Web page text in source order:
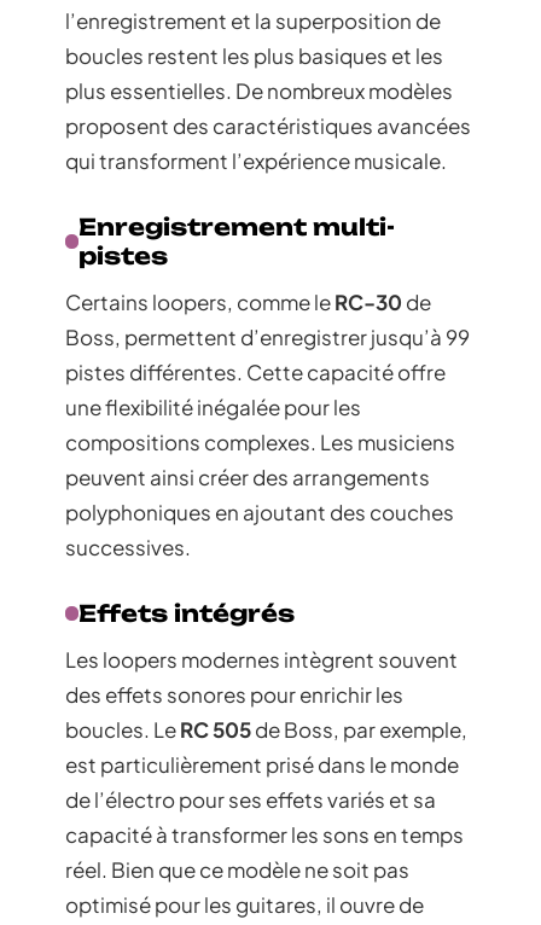
l’enregistrement et la superposition de
boucles restent les plus basiques et les
plus essentielles. De nombreux modèles
proposent des caractéristiques avancées
qui transforment l’expérience musicale.
Enregistrement multi-
pistes
Certains loopers, comme leRC-30 de
Boss, permettent d’enregistrer jusqu’à 99
pistes différentes. Cette capacité offre
une flexibilité inégalée pour les
compositions complexes. Les musiciens
peuvent ainsi créer des arrangements
polyphoniques en ajoutant des couches
successives.
Effets intégrés
Les loopers modernes intègrent souvent
des effets sonores pour enrichir les
boucles. LeRC 505de Boss, par exemple,
est particulièrement prisé dans le monde
de l’électro pour ses effets variés et sa
capacité à transformer les sons en temps
réel. Bien que ce modèle ne soit pas
optimisé pour les guitares, il ouvre de